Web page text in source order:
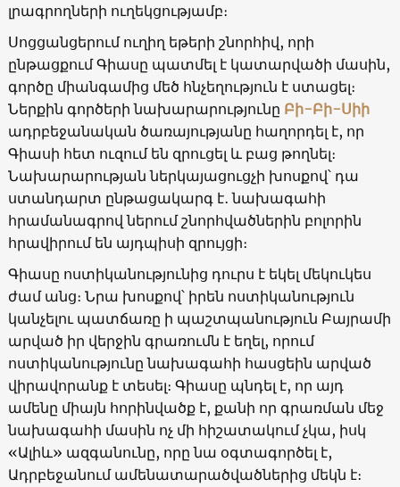
լրագրողների ուղեկցությամբ։
Սոցցանցերում ուղիղ եթերի շնորհիվ, որի
ընթացքում Գիասը պատմել է կատարվածի մասին,
գործը միանգամից մեծ հնչեղություն է ստացել։
Ներքին գործերի նախարարությունը Բի-Բի-Սիի
ադրբեջանական ծառայությանը հաղորդել է, որ
Գիասի հետ ուզում են զրուցել և բաց թողնել։
Նախարարության ներկայացուցչի խոսքով՝ դա
ստանդարտ ընթացակարգ է․ նախագահի
հրամանագրով ներում շնորհվածներին բոլորին
հրավիրում են այդպիսի զրույցի։
Գիասը ոստիկանությունից դուրս է եկել մեկուկես
ժամ անց։ Նրա խոսքով՝ իրեն ոստիկանություն
կանչելու պատճառը ի պաշտպանություն Բայրամի
արված իր վերջին գրառումն է եղել, որում
ոստիկանությունը նախագահի հասցեին արված
վիրավորանք է տեսել։ Գիասը պնդել է, որ այդ
ամենը միայն հորինվածք է, քանի որ գրառման մեջ
նախագահի մասին ոչ մի հիշատակում չկա, իսկ
«Ալիև» ազգանունը, որը նա օգտագործել է,
Ադրբեջանում ամենատարածվածներից մեկն է։